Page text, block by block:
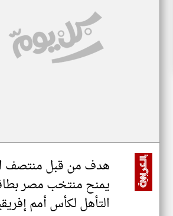
هدف من قبل منتصف
يمنح منتخب مصر
التأهل لكأس أمم إفريقيا